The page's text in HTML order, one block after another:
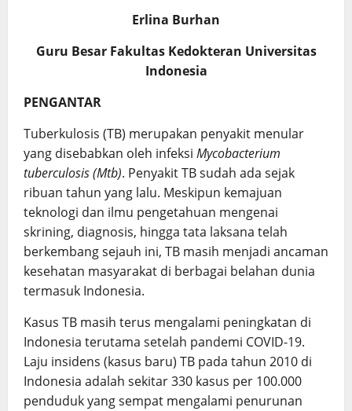
Erlina Burhan
Guru Besar Fakultas Kedokteran Universitas
Indonesia
PENGANTAR
Tuberkulosis (TB) merupakan penyakit menular
yang disebabkan oleh infeksi Mycobacterium
tuberculosis (Mtb). Penyakit TB sudah ada sejak
ribuan tahun yang lalu. Meskipun kemajuan
teknologi dan ilmu pengetahuan mengenai
skrining, diagnosis, hingga tata laksana telah
berkembang sejauh ini, TB masih menjadi ancaman
kesehatan masyarakat di berbagai belahan dunia
termasuk Indonesia.
Kasus TB masih terus mengalami peningkatan di
Indonesia terutama setelah pandemi COVID-19.
Laju insidens (kasus baru) TB pada tahun 2010 di
Indonesia adalah sekitar 330 kasus per 100.000
penduduk yang sempat mengalami penurunan